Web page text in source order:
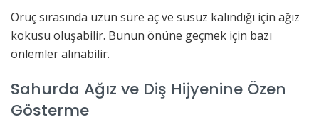
Oruç sırasında uzun süre aç ve susuz kalındığı için ağız
kokusu oluşabilir. Bunun önüne geçmek için bazı
önlemler alınabilir.
Sahurda Ağız ve Diş Hijyenine Özen
Gösterme